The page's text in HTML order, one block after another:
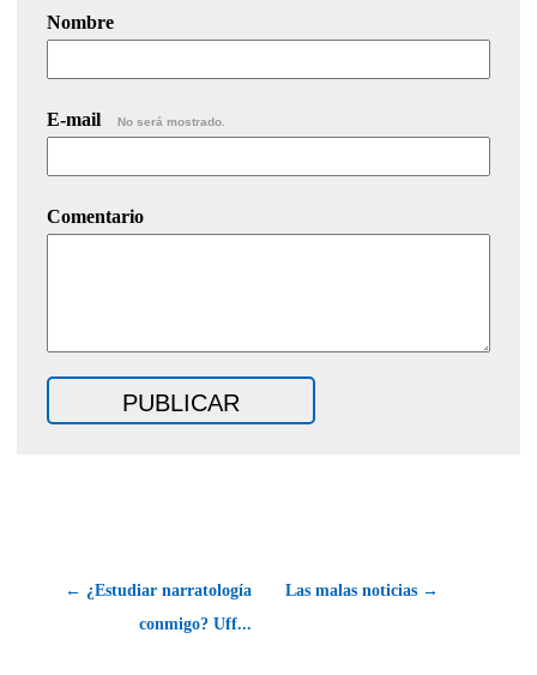
Nombre
E-mail No será mostrado.
Comentario
← ¿Estudiar narratología
conmigo? Uff...
Las malas noticias →